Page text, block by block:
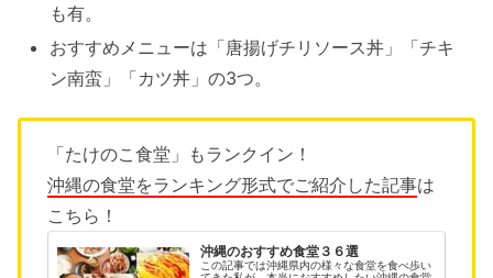
も有。
おすすめメニューは「唐揚げチリソース丼」「チキ
ン南蛮」「カツ丼」の3つ。
「たけのこ食堂」もランクイン！
沖縄の食堂をランキング形式でご紹介した記事は
こちら！
沖縄のおすすめ食堂３６選
この記事では沖縄県内の様々な食堂を食べ歩い